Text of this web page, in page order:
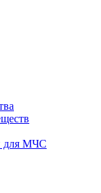
для МЧС